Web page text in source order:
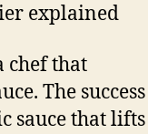
explained
chef that
The
sauce that lifts